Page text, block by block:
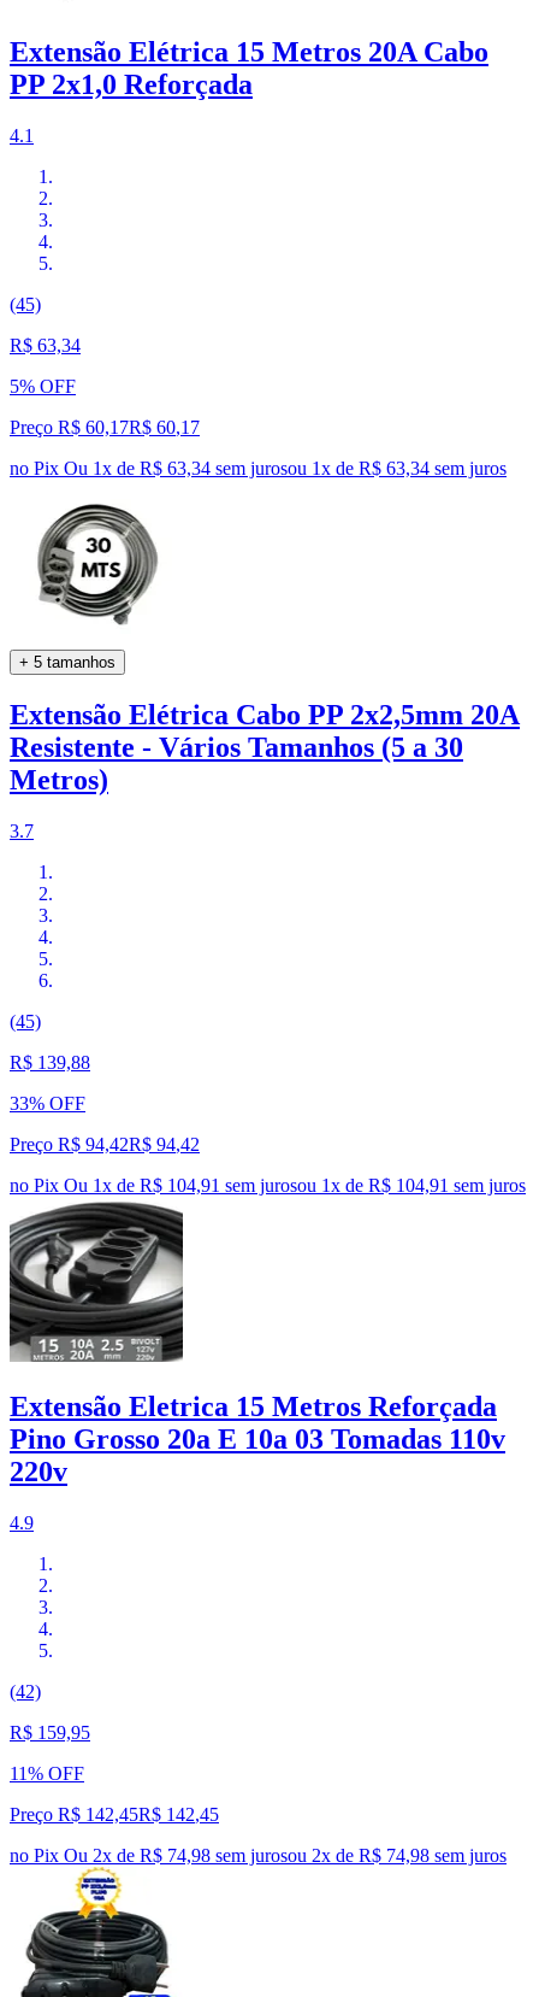
Extensão Elétrica 15 Metros 20A Cabo
PP 2x1,0 Reforçada
4.1
(45)
R$ 63,34
5% OFF
Preço R$ 60,17R$ 60,17
no Pix Ou 1x de R$ 63,34 sem jurosou 1x de R$ 63,34 sem juros
+ 5 tamanhos
Extensão Elétrica Cabo PP 2x2,5mm 20A
Resistente - Vários Tamanhos (5 a 30
Metros)
3.7
(45)
R$ 139,88
33% OFF
Preço R$ 94,42R$ 94,42
no Pix Ou 1x de R$ 104,91 sem jurosou 1x de R$ 104,91 sem juros
Extensão Eletrica 15 Metros Reforçada
Pino Grosso 20a E 10a 03 Tomadas 110v
220v
4.9
(42)
R$ 159,95
11% OFF
Preço R$ 142,45R$ 142,45
no Pix Ou 2x de R$ 74,98 sem jurosou 2x de R$ 74,98 sem juros